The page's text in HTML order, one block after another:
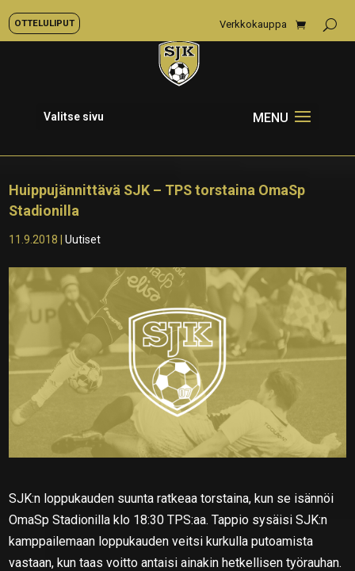
OTTELULIPUT Verkkokauppa
Valitse sivu
Huippujännittävä SJK – TPS torstaina OmaSp
Stadionilla
11.9.2018 |Uutiset
SJK:n loppukauden suunta ratkeaa torstaina, kun se isännöi
OmaSp Stadionilla klo 18:30 TPS:aa. Tappio sysäisi SJK:n
kamppailemaan loppukauden veitsi kurkulla putoamista
vastaan, kun taas voitto antaisi ainakin hetkellisen työrauhan.